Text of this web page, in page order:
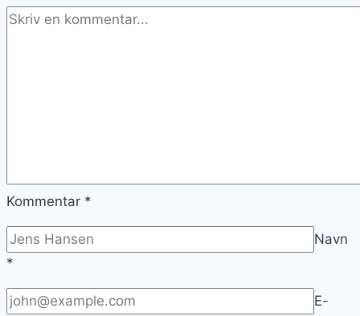
Kommentar *
Navn
*
E-